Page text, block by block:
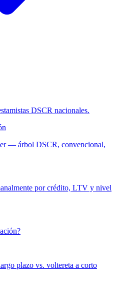
DSCR nacionales.
— árbol DSCR, convencional,
por crédito, LTV y nivel
plazo vs. voltereta a corto